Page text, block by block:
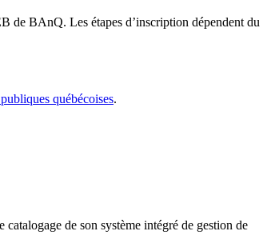
de BAnQ. Les étapes d’inscription dépendent du
québécoises.
de son système intégré de gestion de